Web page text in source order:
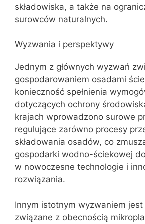
składowiska, a także na
surowców naturalnych.
Wyzwania i perspektywy
Jednym z głównych wyzwań
gospodarowaniem osadami
konieczność spełnienia
dotyczących ochrony
krajach wprowadzono surowe
regulujące zarówno procesy
składowania osadów, co
gospodarki wodno-ściekowej
w nowoczesne technologie i
rozwiązania.
Innym istotnym wyzwaniem jest
związane z obecnością